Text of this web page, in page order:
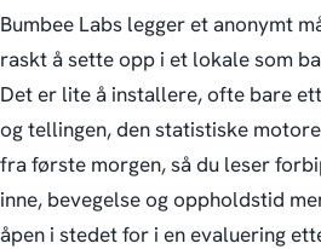
Bumbee Labs legger et anonymt
raskt å sette opp i et lokale som
Det er lite å installere, ofte bare
og tellingen, den statistiske
fra første morgen, så du leser
inne, bevegelse og oppholdstid
åpen i stedet for i en evaluering